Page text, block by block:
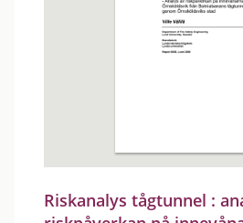
Riskanalys tågtunnel :